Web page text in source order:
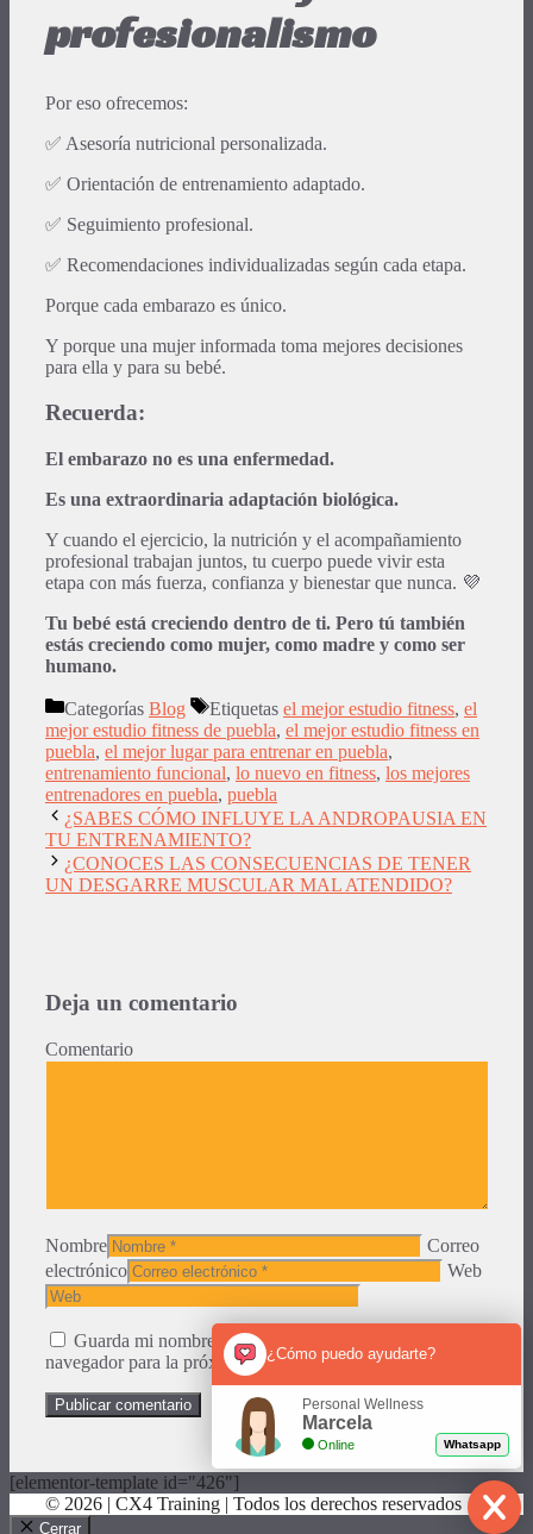
profesionalismo
Por eso ofrecemos:
✅ Asesoría nutricional personalizada.
✅ Orientación de entrenamiento adaptado.
✅ Seguimiento profesional.
✅ Recomendaciones individualizadas según cada etapa.
Porque cada embarazo es único.
Y porque una mujer informada toma mejores decisiones
para ella y para su bebé.
Recuerda:
El embarazo no es una enfermedad.
Es una extraordinaria adaptación biológica.
Y cuando el ejercicio, la nutrición y el acompañamiento
profesional trabajan juntos, tu cuerpo puede vivir esta
etapa con más fuerza, confianza y bienestar que nunca. 💜
Tu bebé está creciendo dentro de ti. Pero tú también
estás creciendo como mujer, como madre y como ser
humano.
Categorías Blog Etiquetas el mejor estudio fitness, el
mejor estudio fitness de puebla, el mejor estudio fitness en
puebla, el mejor lugar para entrenar en puebla,
entrenamiento funcional, lo nuevo en fitness, los mejores
entrenadores en puebla, puebla
¿SABES CÓMO INFLUYE LA ANDROPAUSIA EN
TU ENTRENAMIENTO?
¿CONOCES LAS CONSECUENCIAS DE TENER
UN DESGARRE MUSCULAR MAL ATENDIDO?
Deja un comentario
Comentario
Nombre
Correo
electrónico
Web
Guarda mi nombre, correo electrónico y web en este
navegador para la próxima vez que comente.
[elementor-template id="426"]
© 2026 | CX4 Training | Todos los derechos reservados
Cerrar
¿Cómo puedo ayudarte?
Personal Wellness
Marcela
Online Whatsapp